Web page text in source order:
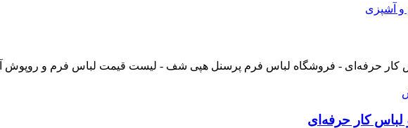
و آشپزی
کار حرفه‌ای